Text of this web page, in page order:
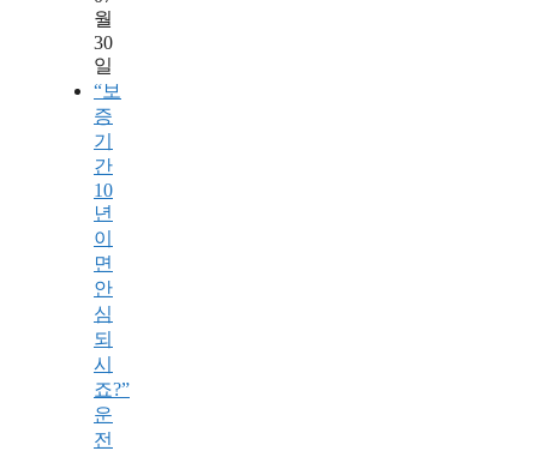
월
30
일
“보
증
기
간
10
년
이
면
안
심
되
시
죠?”
운
전